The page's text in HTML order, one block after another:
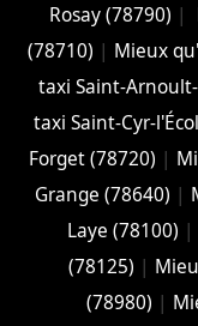
Rosay (78790) |
(78710) | Mieux
taxi Saint-
taxi Saint-Cyr-
Forget (78720) |
Grange (78640) |
Laye (78100) |
(78125) |
(78980) |